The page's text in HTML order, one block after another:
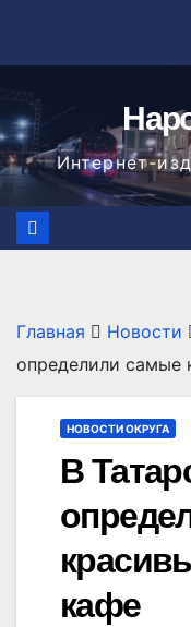
Интернет-
Главная Новости
определили самые
НОВОСТИ ОКРУГА
В
кафе